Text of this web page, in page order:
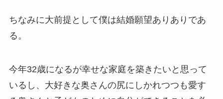
ちなみに大前提として僕は結婚願望ありありであ
る。
今年32歳になるが幸せな家庭を築きたいと思って
いるし、大好きな奥さんの尻にしかれつつも愛す